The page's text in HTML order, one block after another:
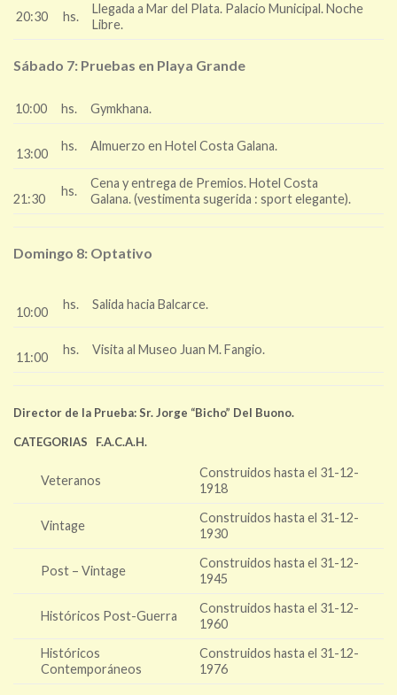
20:30 hs.
Llegada a Mar del Plata. Palacio Municipal. Noche
Libre.
Sábado 7: Pruebas en Playa Grande
10:00 hs. Gymkhana.
13:00
hs. Almuerzo en Hotel Costa Galana.
21:30
hs.
Cena y entrega de Premios. Hotel Costa
Galana. (vestimenta sugerida : sport elegante).
Domingo 8: Optativo
10:00
hs. Salida hacia Balcarce.
11:00
hs. Visita al Museo Juan M. Fangio.
Director de la Prueba: Sr. Jorge “Bicho” Del Buono.
CATEGORIAS F.A.C.A.H.
Veteranos
Construidos hasta el 31-12-
1918
Vintage
Construidos hasta el 31-12-
1930
Post – Vintage
Construidos hasta el 31-12-
1945
Históricos Post-Guerra
Construidos hasta el 31-12-
1960
Históricos
Contemporáneos
Construidos hasta el 31-12-
1976